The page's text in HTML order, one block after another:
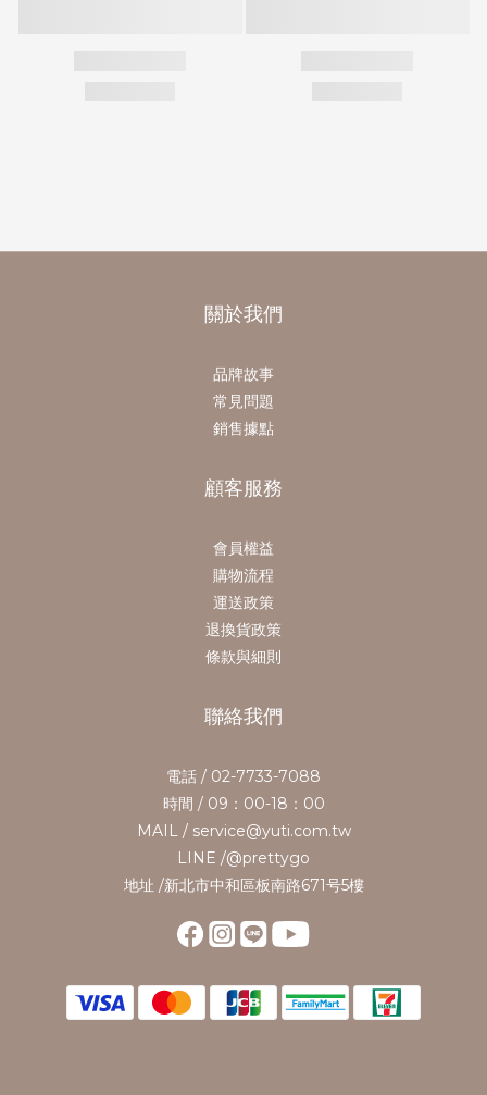
關於我們
品牌故事
常見問題
銷售據點
顧客服務
會員權益
購物流程
運送政策
退換貨政策
條款與細則
聯絡我們
電話 / 02-7733-7088
時間 / 09：00-18：00
MAIL / service@yuti.com.tw
LINE /@prettygo
地址 /新北市中和區板南路671号5樓